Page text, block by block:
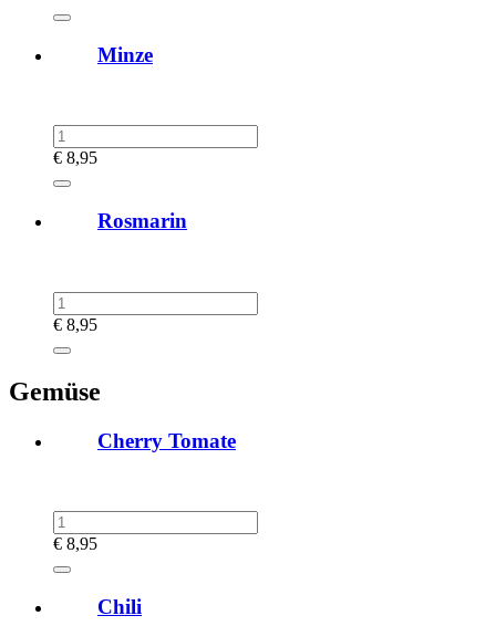
Minze
€ 8,95
Rosmarin
€ 8,95
Gemüse
Cherry Tomate
€ 8,95
Chili